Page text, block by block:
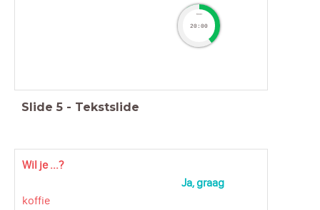
timer
20:00
Slide 5 - Tekstslide
Wil je ...?
koffie
Ja, graag